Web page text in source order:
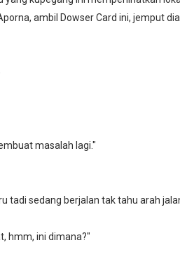
ambil Dowser Card ini, jemput
masalah lagi."
tadi sedang berjalan tak tahu arah
hmm, ini dimana?"